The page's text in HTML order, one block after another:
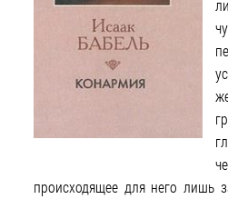
происходящее для него лишь